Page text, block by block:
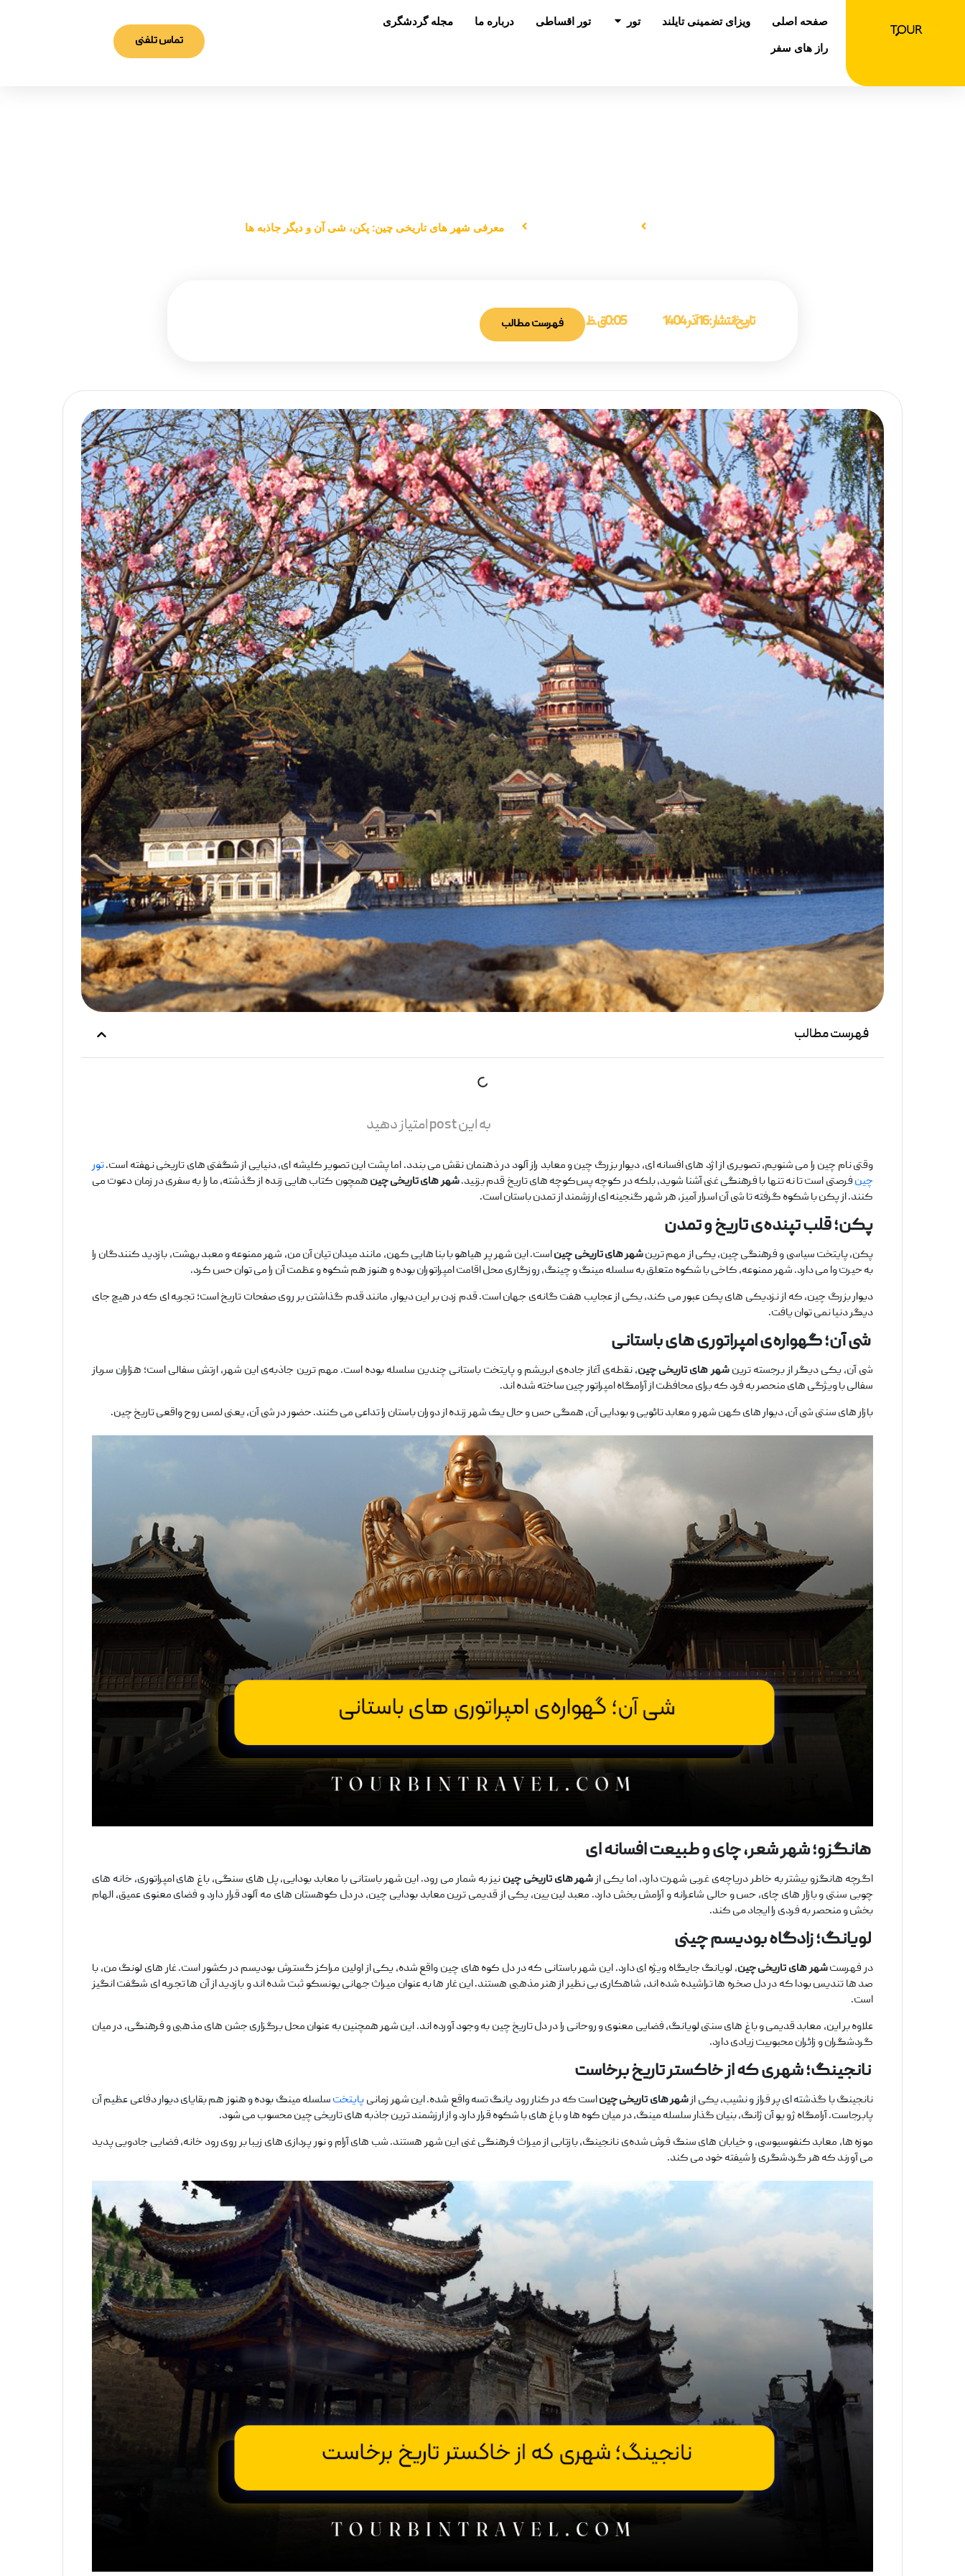
صفحه اصلی ویزای تضمینی تایلند تور باز کردن در تور
تور اقساطی درباره ما
مجله گردشگری
راز های سفر
تماس تلفنی
معرفی شهر های تاریخی چین: پکن، شی ‌آن و دیگر جاذبه‌ ها
تاریخ انتشار :16 آذر 1404 0:05 ق.ظ فهرست مطالب
فهرست مطالب
به این post امتیاز دهید
وقتی نام چین را می ‌شنویم، تصویری از اژد های افسانه ‌ای، دیوار بزرگ چین و معابد راز آلود در ذهنمان نقش می ‌بندد. اما پشت این تصویر کلیشه‌ ای، دنیایی از شگفتی ‌های تاریخی نهفته است.تور
چینفرصتی است تا نه تنها با فرهنگی غنی آشنا شوید، بلکه در کوچه ‌پس‌کوچه ‌های تاریخ قدم بزنید.شهر های تاریخی چینهمچون کتاب ‌هایی زنده از گذشته، ما را به سفری در زمان دعوت می
‌کنند. از پکن با شکوه گرفته تا شی ‌آن اسرار آمیز، هر شهر گنجینه ‌ای ارزشمند از تمدن باستان است.
پکن؛ قلب تپنده‌ی تاریخ و تمدن
پکن، پایتخت سیاسی و فرهنگی چین، یکی از مهم‌ ترینشهر های تاریخی چیناست. این شهر پر هیاهو با بنا هایی کهن، مانند میدان تیان آن‌ من، شهر ممنوعه و معبد بهشت، بازدید کنندگان را
به حیرت وا‌ می ‌دارد. شهر ممنوعه، کاخی با شکوه متعلق به سلسله مینگ و چینگ، روزگاری محل اقامت امپراتوران بوده و هنوز هم شکوه و عظمت آن را می ‌توان حس کرد.
دیوار بزرگ چین، که از نزدیکی ‌های پکن عبور می ‌کند، یکی از عجایب هفت ‌گانه‌ی جهان است. قدم زدن بر این دیوار، مانند قدم گذاشتن بر روی صفحات تاریخ است؛ تجربه ‌ای که در هیچ جای
دیگر دنیا نمی ‌توان یافت.
شی ‌آن؛ گهواره‌ی امپراتوری ‌های باستانی
شی ‌آن، یکی دیگر از برجسته ‌ترینشهر های تاریخی چین، نقطه‌ی آغاز جاده‌ی ابریشم و پایتخت باستانی چندین سلسله بوده است. مهم‌ ترین جاذبه‌ی این شهر، ارتش سفالی است؛ هزاران سرباز
سفالی با ویژگی‌ های منحصر به ‌فرد که برای محافظت از آرامگاه امپراتور چین ساخته شده ‌اند.
بازار های سنتی شی ‌آن، دیوار های کهن شهر و معابد تائویی و بودایی آن، همگی حس و حال یک شهر زنده از دوران باستان را تداعی می ‌کنند. حضور در شی ‌آن، یعنی لمس روح واقعی تاریخ چین.
هانگزو؛ شهر شعر، چای و طبیعت افسانه‌ ای
اگرچه هانگزو بیشتر به خاطر دریاچه‌ی غربی شهرت دارد، اما یکی ازشهر های تاریخی چیننیز به شمار می ‌رود. این شهر باستانی با معابد بودایی، پل ‌های سنگی، باغ‌ های امپراتوری، خانه‌ های
چوبی سنتی و بازار های چای، حس و حالی شاعرانه و آرامش ‌بخش دارد. معبد لین ‌یین، یکی از قدیمی‌ ترین معابد بودایی چین، در دل کوهستان ‌های مه ‌آلود قرار دارد و فضای معنوی عمیق، الهام
‌بخش و منحصر به ‌فردی را ایجاد می ‌کند.
لو‌یانگ؛ زادگاه بودیسم چینی
در فهرستشهر های تاریخی چین، لو‌یانگ جایگاه ویژه ‌ای دارد. این شهر باستانی که در دل کوه ‌های چین واقع شده، یکی از اولین مراکز گسترش بودیسم در کشور است. غار های لونگ‌ من، با
صد ها تندیس بودا که در دل صخره‌ ها تراشیده شده ‌اند، شاهکاری بی ‌نظیر از هنر مذهبی هستند. این غار ها به عنوان میراث جهانی یونسکو ثبت شده ‌اند و بازدید از آن ‌ها تجربه ‌ای شگفت ‌انگیز
است.
علاوه بر این، معابد قدیمی و باغ ‌های سنتی لو‌یانگ، فضایی معنوی و روحانی را در دل تاریخ چین به وجود آورده ‌اند. این شهر همچنین به ‌عنوان محل برگزاری جشن ‌های مذهبی و فرهنگی، در میان
گردشگران و زائران محبوبیت زیادی دارد.
نانجینگ؛ شهری که از خاکستر تاریخ برخاست
نانجینگ با گذشته ‌ای پر فراز و نشیب، یکی ازشهر های تاریخی چیناست که در کنار رود یانگ‌ تسه واقع شده. این شهر زمانیپایتختسلسله مینگ بوده و هنوز هم بقایای دیوار دفاعی عظیم آن
پابرجاست. آرامگاه ژو یو آن ‌ژانگ، بنیان ‌گذار سلسله مینگ، در میان کوه‌ ها و باغ‌ های با شکوه قرار دارد و از ارزشمند ترین جاذبه ‌های تاریخی چین محسوب می ‌شود.
موزه ‌ها، معابد کنفوسیوسی، و خیابان ‌های سنگ ‌فرش ‌شده‌ی نانجینگ، بازتابی از میراث فرهنگی غنی این شهر هستند. شب ‌های آرام و نور پردازی ‌های زیبا بر روی رود خانه، فضایی جادویی پدید
می ‌آورند که هر گردشگری را شیفته خود می ‌کند.